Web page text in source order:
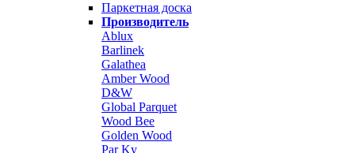
Паркетная доска
Производитель
Ablux
Barlinek
Galathea
Amber Wood
D&W
Global Parquet
Wood Bee
Golden Wood
Par Ky